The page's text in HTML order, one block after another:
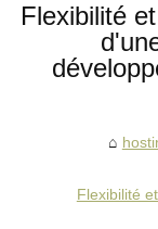
Flexibilité
Flexibilité